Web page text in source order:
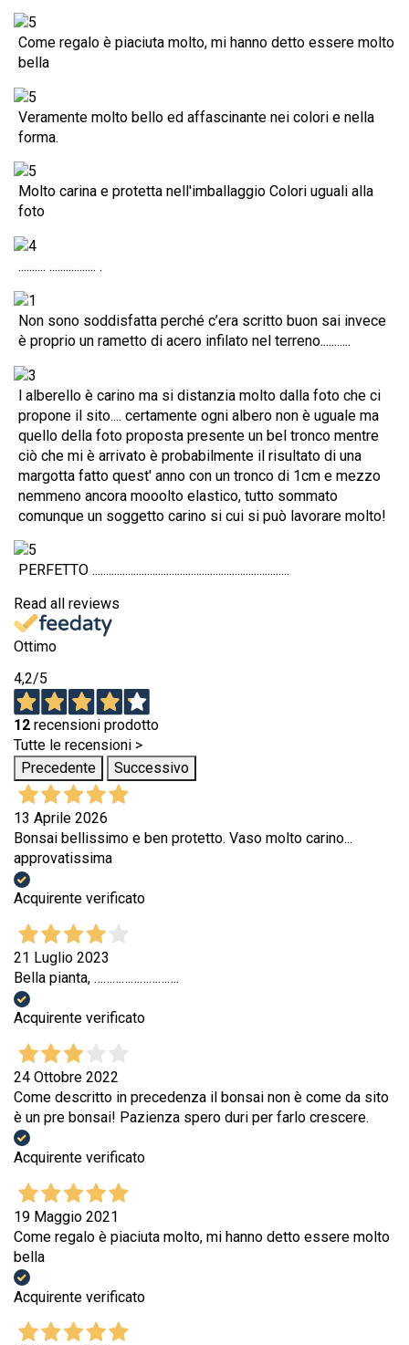
Come regalo è piaciuta molto, mi hanno detto essere molto
bella
Veramente molto bello ed affascinante nei colori e nella
forma.
Molto carina e protetta nell'imballaggio Colori uguali alla
foto
.......... ................. .
Non sono soddisfatta perché c’era scritto buon sai invece
è proprio un rametto di acero infilato nel terreno...........
l alberello è carino ma si distanzia molto dalla foto che ci
propone il sito.... certamente ogni albero non è uguale ma
quello della foto proposta presente un bel tronco mentre
ciò che mi è arrivato è probabilmente il risultato di una
margotta fatto quest' anno con un tronco di 1cm e mezzo
nemmeno ancora mooolto elastico, tutto sommato
comunque un soggetto carino si cui si può lavorare molto!
PERFETTO ........................................................................
Read all reviews
Ottimo
4,2/5
12 recensioni prodotto
Tutte le recensioni >
Precedente
Successivo
13 Aprile 2026
Bonsai bellissimo e ben protetto. Vaso molto carino...
approvatissima
Acquirente verificato
21 Luglio 2023
Bella pianta, ……………………….
Acquirente verificato
24 Ottobre 2022
Come descritto in precedenza il bonsai non è come da sito
è un pre bonsai! Pazienza spero duri per farlo crescere.
Acquirente verificato
19 Maggio 2021
Come regalo è piaciuta molto, mi hanno detto essere molto
bella
Acquirente verificato